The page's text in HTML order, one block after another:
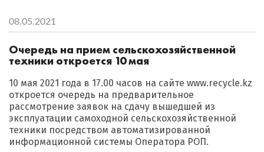
08.05.2021
Очередь на прием сельскохозяйственной
техники откроется 10 мая
10 мая 2021 года в 17.00 часов на сайте www.recycle.kz
откроется очередь на предварительное
рассмотрение заявок на сдачу вышедшей из
эксплуатации самоходной сельскохозяйственной
техники посредством автоматизированной
информационной системы Оператора РОП.